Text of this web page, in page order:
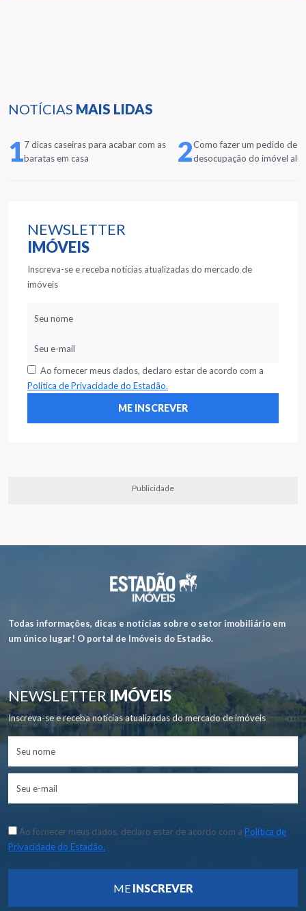
NOTÍCIAS MAIS LIDAS
17 dicas caseiras para acabar com as
baratas em casa
2Como fazer um pedido de
desocupação do imóvel
NEWSLETTER
IMÓVEIS
Inscreva-se e receba notícias atualizadas do mercado de
imóveis
Ao fornecer meus dados, declaro estar de acordo com a
Política de Privacidade do Estadão.
Publicidade
Todas informações, dicas e notícias sobre o setor imobiliário em
um único lugar! O portal de Imóveis do Estadão.
NEWSLETTERIMÓVEIS
Inscreva-se e receba notícias atualizadas do mercado de imóveis
Ao fornecer meus dados, declaro estar de acordo com a Política de
Privacidade do Estadão.
ME INSCREVER